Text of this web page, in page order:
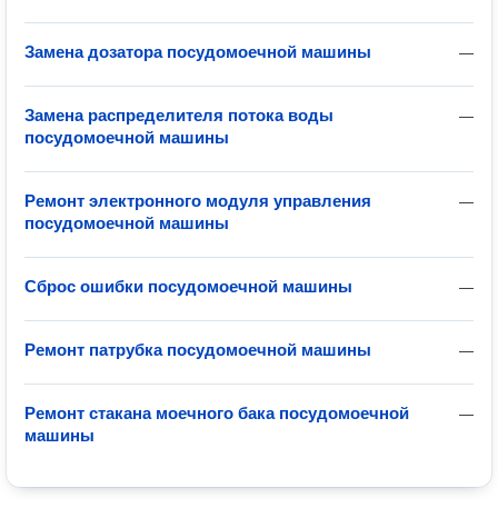
—
Замена дозатора посудомоечной машины
—
Замена распределителя потока воды
посудомоечной машины
—
Ремонт электронного модуля управления
посудомоечной машины
—
Сброс ошибки посудомоечной машины
—
Ремонт патрубка посудомоечной машины
—
Ремонт стакана моечного бака посудомоечной
машины